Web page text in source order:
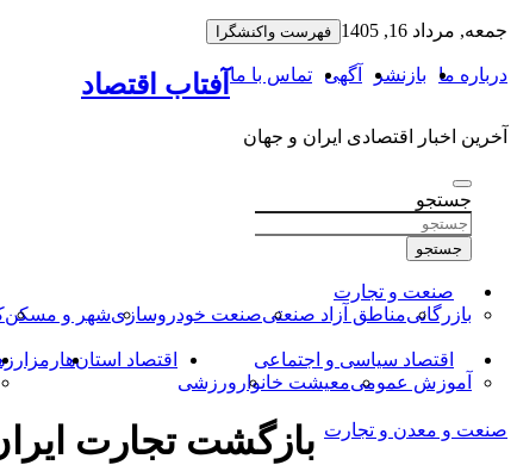
به
بروید
جمعه, مرداد 16, 1405 فهرست واکنشگرا
درباره ما بازنشر آگهی تماس با ما آفتاب اقتصاد
آخرین اخبار اقتصادی ایران و جهان
جستجو
جستجو
صنعت و تجارت
بازرگانیمناطق آزاد صنعتیصنعت خودروسازیشهر و مسکن
اقتصاد سیاسی و اجتماعی
آموزش عمومیمعیشت خانوار ورزشی
اقتصاد استان‌ها
صنعت و معدن و تجارت بازگشت تجارت